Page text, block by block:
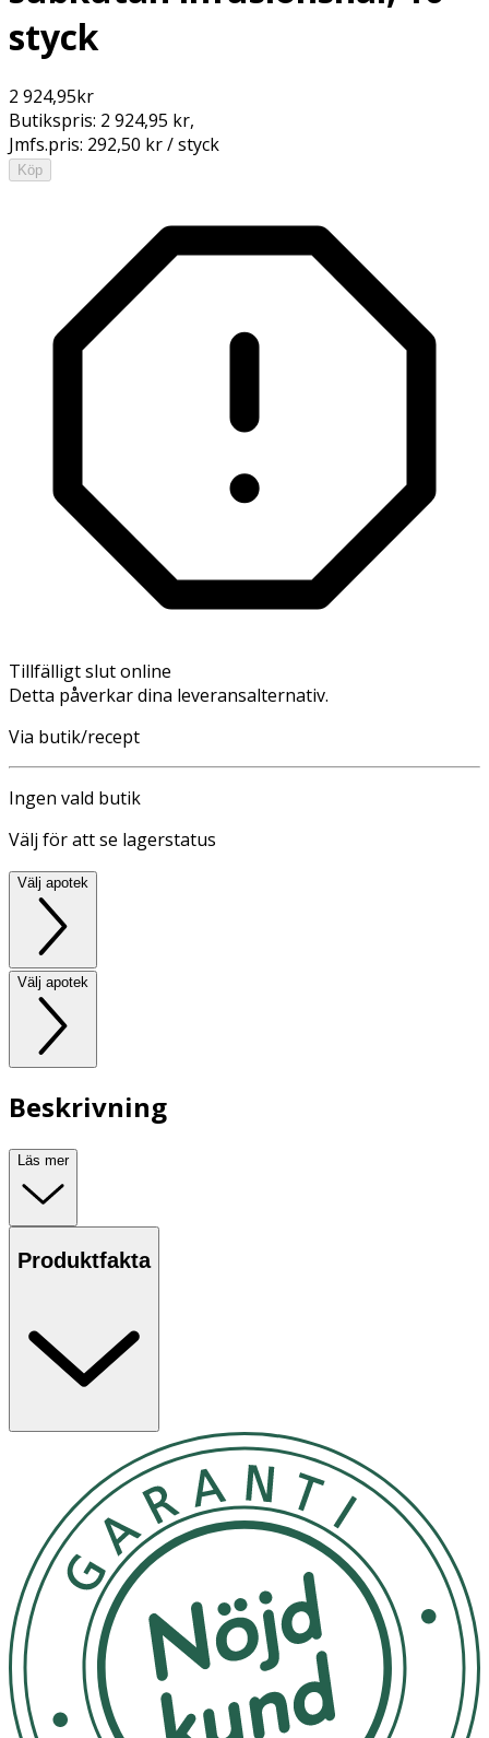
styck
2 924,95kr
Butikspris: 2 924,95 kr,
Jmfs.pris: 292,50 kr / styck
Köp
Tillfälligt slut online
Detta påverkar dina leveransalternativ.
Via butik/recept
Ingen vald butik
Välj för att se lagerstatus
Välj apotek
Välj apotek
Beskrivning
Läs mer
Produktfakta